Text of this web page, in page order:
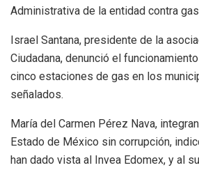
Administrativa de la entidad contra
Israel Santana, presidente de la
Ciudadana, denunció el
cinco estaciones de gas en los
señalados.
María del Carmen Pérez Nava,
Estado de México sin corrupción,
han dado vista al Invea Edomex, y al